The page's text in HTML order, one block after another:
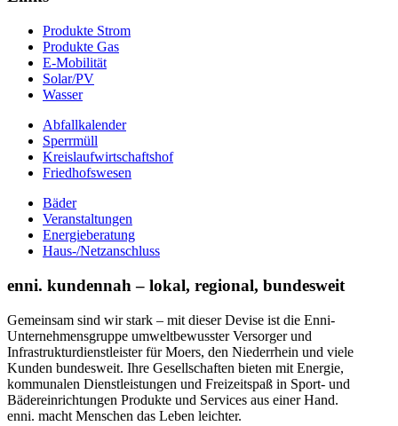
Produkte Strom
Produkte Gas
E-Mobilität
Solar/PV
Wasser
Abfallkalender
Sperrmüll
Kreislaufwirtschaftshof
Friedhofswesen
Bäder
Veranstaltungen
Energieberatung
Haus-/Netzanschluss
enni. kundennah – lokal, regional, bundesweit
Gemeinsam sind wir stark – mit dieser Devise ist die Enni-
Unternehmensgruppe umweltbewusster Versorger und
Infrastrukturdienstleister für Moers, den Niederrhein und viele
Kunden bundesweit. Ihre Gesellschaften bieten mit Energie,
kommunalen Dienstleistungen und Freizeitspaß in Sport- und
Bädereinrichtungen Produkte und Services aus einer Hand.
enni. macht Menschen das Leben leichter.